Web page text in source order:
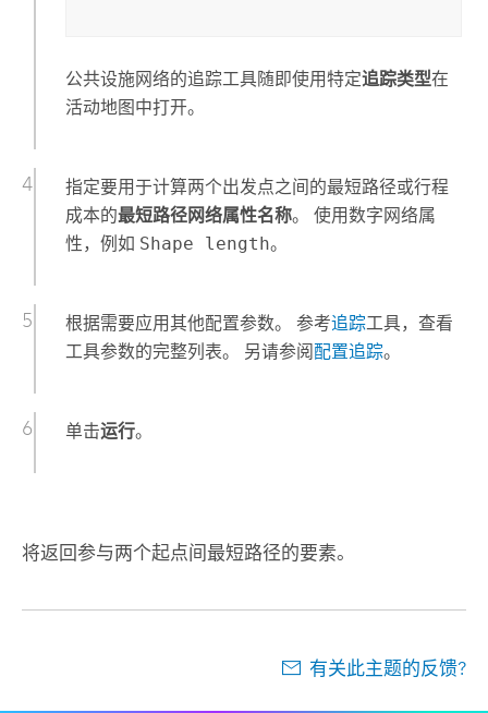
公共设施网络的追踪工具随即使用特定追踪类型在
活动地图中打开。
指定要用于计算两个出发点之间的最短路径或行程
成本的最短路径网络属性名称。 使用数字网络属
性，例如 Shape length。
根据需要应用其他配置参数。 参考追踪工具，查看
工具参数的完整列表。 另请参阅 配置追踪。
单击运行。
将返回参与两个起点间最短路径的要素。
有关此主题的反馈?